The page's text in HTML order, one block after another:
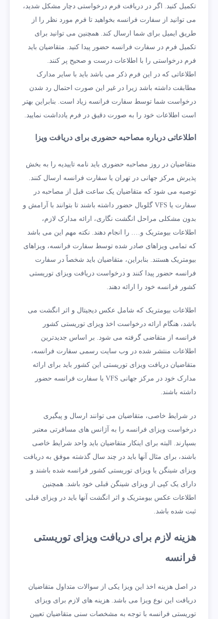
تکمیل کنید. اگر در دریافت فرم درخواستی دچار مشکل شدید،
می توانید از سفارت فرانسه بخواهید تا فرم مورد نظر را از
طریق ایمیل برای شما ارسال کند. همچنین می توانید برای
تکمیل فرم در سفارت فرانسه حضور پیدا کنید. متقاضیان باید
فرم درخواستی را با اطلاعات درست و صحیح پر کنند.
اطلاعاتی که در این فرم ذکر می باشد باید با سایر مدارک
مطابقت داشته باشد زیرا در غیر این صورت احتمال رد شدن
درخواست شما توسط سفارت فرانسه زیاد است. بنابراین بهتر
است اطلاعات خود را به صورت دقیق در فرم یادداشت نمایید.
اطلاعاتی درباره مصاحبه حضوری برای دریافت ویزا
متقاضیان در روز مصاحبه حضوری باید نامه تاییدیه را به بخش
پذیرش مرکز جهانی در تهران یا سفارت فرانسه ارسال کنند.
توصیه می شود که متقاضیان یک ساعت قبل از مصاحبه در
سفارت یا VFS گلوبال حضور داشته باشند تا بتوانند با آرامش و
بدون مشکلی مراحل انگشت نگاری، ارائه مدارک لازم،
اطلاعات بیومتریک و…. را انجام دهند. نکته مهم این می باشد
که تمامی ویزاهای صادر شده توسط سفارت فرانسه، ویزاهای
بیومتریک هستند. بنابراین، متقاضیان باید شخصاً در سفارت
فرانسه حضور پیدا کنند و درخواست دریافت ویزای توریستی
کشور فرانسه خود را ارائه دهند.
اطلاعات بیومتریک که شامل عکس دیجیتال و اثر انگشت می
باشد، هنگام ارائه درخواست اخذ ویزای توریستی کشور
فرانسه از متقاضی گرفته می شود. بر اساس جدیدترین
اطلاعات منتشر شده در وب سایت رسمی سفارت فرانسه،
متقاضیان دریافت ویزای توریستی این کشور باید برای ارائه
مدارک خود در مرکز جهانی VFS یا سفارت فرانسه حضور
داشته باشند.
در شرایط خاصی، متقاضیان می توانند ارسال و پیگیری
درخواست ویزای فرانسه را به آژانس های مسافرتی معتبر
بسپارند. البته برای اینکار متقاضیان باید واحد شرایط خاصی
باشند، برای مثال آنها باید در چند سال گذشته موفق به دریافت
ویزای شینگن یا ویزای توریستی کشور فرانسه شده باشند و
دارای یک کپی از ویزای شینگن قبلی خود باشد. همچنین
اطلاعات عکس بیومتریک و اثر انگشت آنها باید در ویزای قبلی
ثبت شده باشد.
هزینه لازم برای دریافت ویزای توریستی
فرانسه
در اصل هزینه اخذ این ویزا یکی از سوالات متداول متقاضیان
دریافت این نوع ویزا می باشد. هزینه های لازم برای ویزای
توریستی فرانسه با توجه به مشخصات سنی متقاضیان تعیین